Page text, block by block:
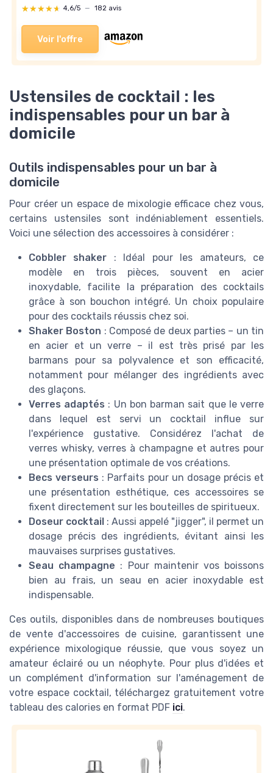
★★★★★
★★★★★ 4,6/5 — 182 avis
Voir l'offre
Ustensiles de cocktail : les
indispensables pour un bar à
domicile
Outils indispensables pour un bar à
domicile
Pour créer un espace de mixologie efficace chez vous,
certains ustensiles sont indéniablement essentiels.
Voici une sélection des accessoires à considérer :
Cobbler shaker : Idéal pour les amateurs, ce
modèle en trois pièces, souvent en acier
inoxydable, facilite la préparation des cocktails
grâce à son bouchon intégré. Un choix populaire
pour des cocktails réussis chez soi.
Shaker Boston : Composé de deux parties – un tin
en acier et un verre – il est très prisé par les
barmans pour sa polyvalence et son efficacité,
notamment pour mélanger des ingrédients avec
des glaçons.
Verres adaptés : Un bon barman sait que le verre
dans lequel est servi un cocktail influe sur
l'expérience gustative. Considérez l'achat de
verres whisky, verres à champagne et autres pour
une présentation optimale de vos créations.
Becs verseurs : Parfaits pour un dosage précis et
une présentation esthétique, ces accessoires se
fixent directement sur les bouteilles de spiritueux.
Doseur cocktail : Aussi appelé "jigger", il permet un
dosage précis des ingrédients, évitant ainsi les
mauvaises surprises gustatives.
Seau champagne : Pour maintenir vos boissons
bien au frais, un seau en acier inoxydable est
indispensable.
Ces outils, disponibles dans de nombreuses boutiques
de vente d'accessoires de cuisine, garantissent une
expérience mixologique réussie, que vous soyez un
amateur éclairé ou un néophyte. Pour plus d'idées et
un complément d'information sur l'aménagement de
votre espace cocktail, téléchargez gratuitement votre
tableau des calories en format PDF ici.